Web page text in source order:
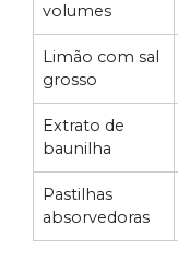
volumes
Limão com sal
grosso
Extrato de
baunilha
Pastilhas
absorvedoras